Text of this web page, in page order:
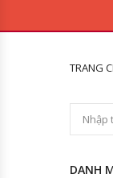
TRANG
DANH